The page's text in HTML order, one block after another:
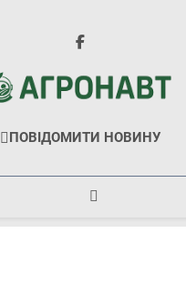
Агронавт
Новини Українського
ПОВІДОМИТИ НОВИНУ